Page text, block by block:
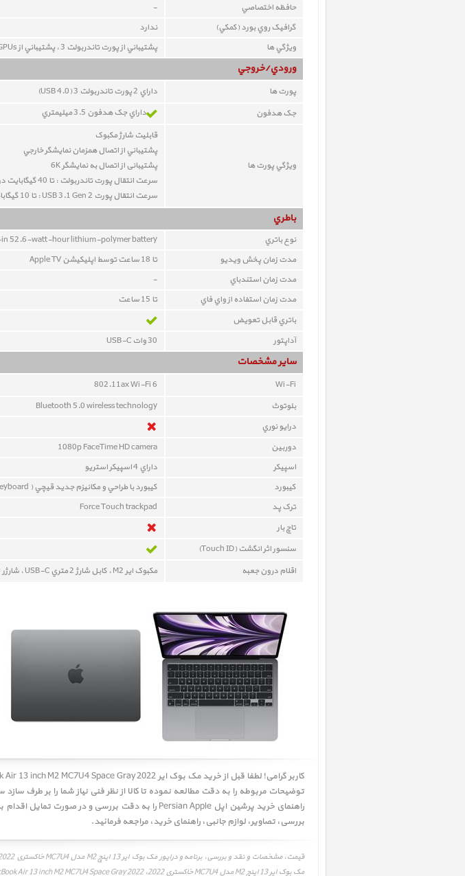
حافظه اختصاصي
-
گرافيک روي بورد (کمکي)
ندارد
ويژگي ها
پشتيباني از پورت تاندربولت 3 ، پشتيباني از eGPUs
ورودي/خروجي
پورت ها
داراي 2 پورت تاندربولت 3 (USB 4.0)
جک هدفون
داراي جک هدفون 3.5 ميليمتري
ويژگي پورت ها
قابليت شارژ مکبوک
پشتيباني از اتصال همزمان نمايشگر خارجي
پشتیبانی از اتصال به نمایشگر 6K
سرعت انتقال پورت تاندربولت : تا 40 گيگابايت در ثانيه
سرعت انتقال پورت USB 3.1 Gen 2 : تا 10 گيگابايت در ثانيه
باطري
نوع باتري
52.6-watt-hour lithium-polymer battery
مدت زمان پخش ويديو
تا 18 ساعت توسط اپليکيشن Apple TV
مدت زمان استندباي
-
مدت زمان استفاده از واي فاي
تا 15 ساعت
باتري قابل تعويض
آداپتور
30 وات USB-C
ساير مشخصات
Wi-Fi
802.11ax Wi-Fi 6
بلوتوث
Bluetooth 5.0 wireless technology
درايو نوري
دوربين
1080p FaceTime HD camera
اسپيکر
داراي 4 اسپيکر استريو
کيبورد
کيبورد با طراحي و مکانيزم جديد قيچي ( backlit Magic Keyboard)
ترک پد
Force Touch trackpad
تاچ بار
سنسور اثر انگشت (Touch ID)
اقلام درون جعبه
مکبوک ایر M2 ، کابل شارژ 2 متري ، شارژر 30 وات
توضیحات مربوطه را به دقت مطالعه نموده تا کالا از نظر فنی نیاز شما را بر طرف
راهنمای خرید پرشین اپل Persian Apple را به دقت بررسی و در صورت تمایل اقدام به خرید نمائید. همچنین شما میتوانید جهت اطلاعات بیشتر به قسمت
بررسی، تصاویر، لوازم جانبی، راهنمای خرید، مراجعه فرمائید.
مک بوک ایر 13 اینچ M2 مدل MC7U4 خاکستری 2022، MacBook Air 13 inch M2 MC7U4 Space Gray 2022